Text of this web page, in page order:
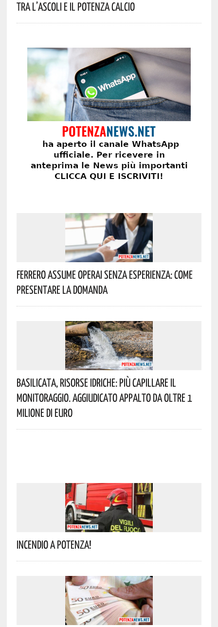
Tra L’Ascoli E Il Potenza Calcio
Ferrero Assume Operai Senza Esperienza: Come
Presentare La Domanda
Basilicata, Risorse Idriche: Più Capillare Il
Monitoraggio. Aggiudicato Appalto Da Oltre 1
Milione Di Euro
Incendio A Potenza!